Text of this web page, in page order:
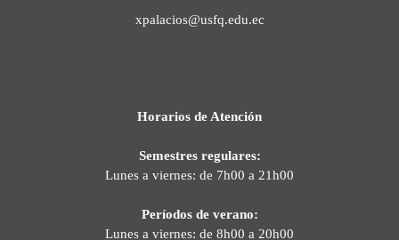
xpalacios@usfq.edu.ec
Horarios de Atención
Semestres regulares:
Lunes a viernes: de 7h00 a 21h00
Períodos de verano:
Lunes a viernes: de 8h00 a 20h00